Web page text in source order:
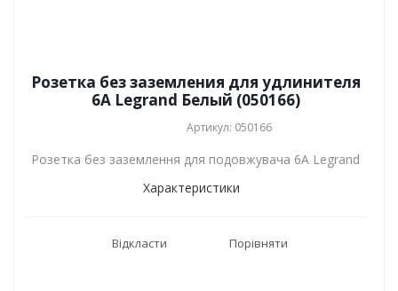
Розетка без заземления для удлинителя
6А Legrand Белый (050166)
Артикул: 050166
Розетка без заземлення для подовжувача 6А Legrand
Характеристики
Відкласти Порівняти